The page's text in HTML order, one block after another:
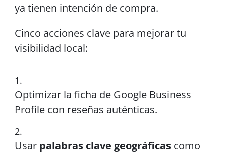
ya tienen intención de compra.
Cinco acciones clave para mejorar tu
visibilidad local:
Optimizar la ficha de Google Business
Profile con reseñas auténticas.
Usar palabras clave geográficas como